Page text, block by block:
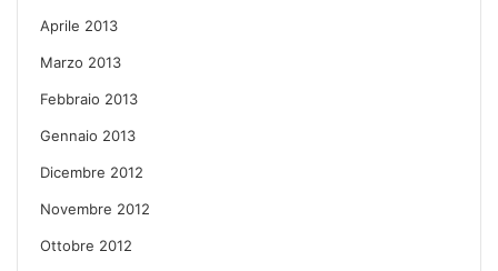
Aprile 2013
Marzo 2013
Febbraio 2013
Gennaio 2013
Dicembre 2012
Novembre 2012
Ottobre 2012